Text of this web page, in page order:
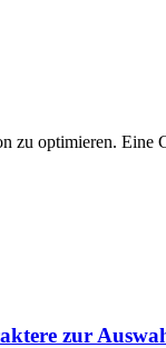
zu optimieren. Eine
zur